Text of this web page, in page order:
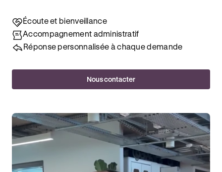
Écoute et bienveillance
Accompagnement administratif
Réponse personnalisée à chaque demande
Nous contacter